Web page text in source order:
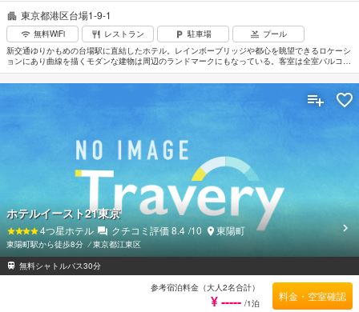
東京都港区台場1-9-1
無料WiFi レストラン 駐車場
プール
新交通ゆりかもめの台場駅に直結したホテル。レインボーブリッジや都心を眺望できるロケーシ
ョンにあり曲線を描くモダンな建物は周辺のランドマークにもなっている。客室は全室バルコニ
ー付きのオーシャンビュー。ナチュラル感を重視した造りはリゾート気分で過ごせる環境。館内
施設も充実しており商用でも観光でも不自由しない。羽田空港から車で約15分。成田空港からは
ホテルイースト21東京
4つ星ホテル クチコミ評価8.4 /10 東陽町
東陽町駅から徒歩8分 ⁄東京都江東区
無料シャトルバス30分
参考宿泊料金（大人2名合計）
¥ ----- /1泊
料金・空室確認